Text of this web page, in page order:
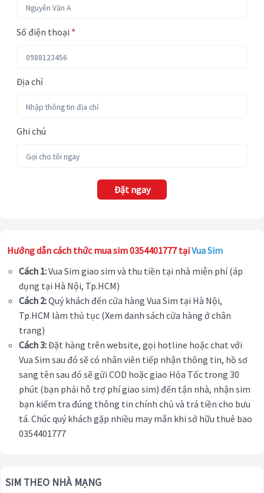
Số điện thoại *
Địa chỉ
Ghi chú
Đặt ngay
Hướng dẫn cách thức mua sim 0354401777 tạiVua Sim
Cách 1:Vua Sim giao sim và thu tiền tại nhà miễn phí (áp
dụng tại Hà Nội, Tp.HCM)
Cách 2:Quý khách đến cửa hàng Vua Sim tại Hà Nội,
Tp.HCM làm thủ tục (Xem danh sách cửa hàng ở chân
trang)
Cách 3:Đặt hàng trên website, gọi hotline hoặc chat với
Vua Sim sau đó sẽ có nhân viên tiếp nhận thông tin, hồ sơ
sang tên sau đó sẽ gửi COD hoặc giao Hỏa Tốc trong 30
phút (bạn phải hỗ trợ phí giao sim) đến tận nhà, nhận sim
bạn kiểm tra đúng thông tin chính chủ và trả tiền cho bưu
tá. Chúc quý khách gặp nhiều may mắn khi sở hữu thuê bao
0354401777
SIM THEO NHÀ MẠNG